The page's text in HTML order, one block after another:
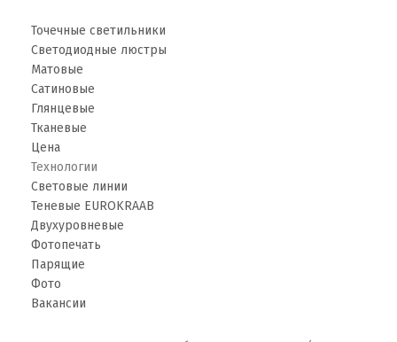
Точечные светильники
Светодиодные люстры
Матовые
Сатиновые
Глянцевые
Тканевые
Цена
Технологии
Световые линии
Теневые EUROKRAAB
Двухуровневые
Фотопечать
Парящие
Фото
Вакансии